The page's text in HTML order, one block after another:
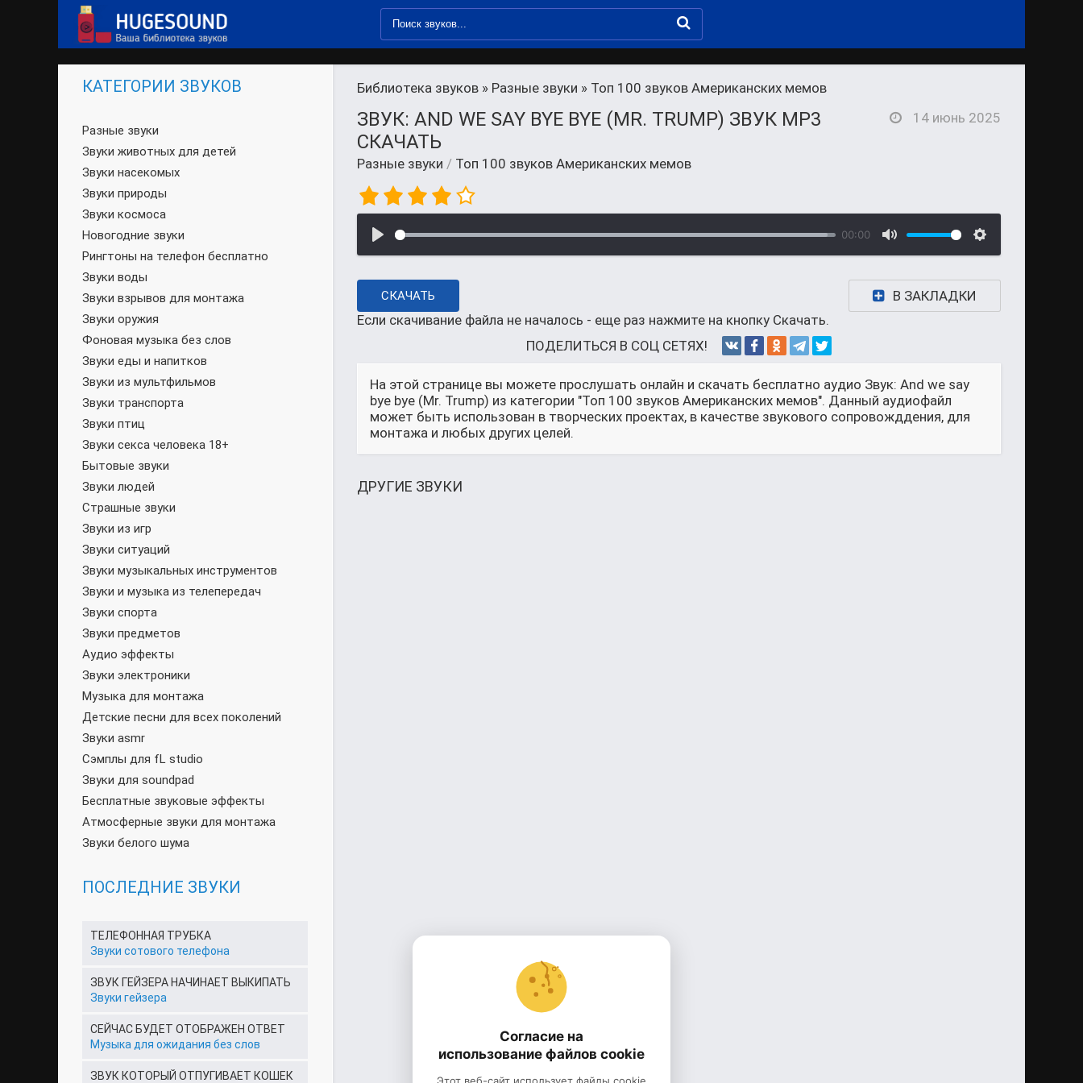
Библиотека звуков » Разные звуки » Топ 100 звуков Американских мемов
ЗВУК: AND WE SAY BYE BYE (MR. TRUMP) ЗВУК MP3
СКАЧАТЬ
Разные звуки / Топ 100 звуков Американских мемов
14 июнь 2025
00:00
СКАЧАТЬ
В ЗАКЛАДКИ
Если скачивание файла не началось - еще раз нажмите на кнопку Скачать.
ПОДЕЛИТЬСЯ В СОЦ СЕТЯХ!
На этой странице вы можете прослушать онлайн и скачать бесплатно аудио Звук: And we say
bye bye (Mr. Trump) из категории "Топ 100 звуков Американских мемов". Данный аудиофайл
может быть использован в творческих проектах, в качестве звукового сопровожддения, для
монтажа и любых других целей.
ДРУГИЕ ЗВУКИ
КАТЕГОРИИ ЗВУКОВ
Разные звуки
Звуки животных для детей
Звуки насекомых
Звуки природы
Звуки космоса
Новогодние звуки
Рингтоны на телефон бесплатно
Звуки воды
Звуки взрывов для монтажа
Звуки оружия
Фоновая музыка без слов
Звуки еды и напитков
Звуки из мультфильмов
Звуки транспорта
Звуки птиц
Звуки секса человека 18+
Бытовые звуки
Звуки людей
Страшные звуки
Звуки из игр
Звуки ситуаций
Звуки музыкальных инструментов
Звуки и музыка из телепередач
Звуки спорта
Звуки предметов
Аудио эффекты
Звуки электроники
Музыка для монтажа
Детские песни для всех поколений
Звуки asmr
Сэмплы для fL studio
Звуки для soundpad
Бесплатные звуковые эффекты
Атмосферные звуки для монтажа
Звуки белого шума
ПОСЛЕДНИЕ ЗВУКИ
ТЕЛЕФОННАЯ ТРУБКА
Звуки сотового телефона
ЗВУК ГЕЙЗЕРА НАЧИНАЕТ ВЫКИПАТЬ
Звуки гейзера
СЕЙЧАС БУДЕТ ОТОБРАЖЕН ОТВЕТ
Музыка для ожидания без слов
ЗВУК КОТОРЫЙ ОТПУГИВАЕТ КОШЕК
Согласие на
использование файлов cookie